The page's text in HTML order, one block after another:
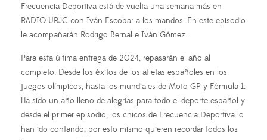
Frecuencia Deportiva está de vuelta una semana más en
RADIO URJC con Iván Escobar a los mandos. En este episodio
le acompañarán Rodrigo Bernal e Iván Gómez.
Para esta última entrega de 2024, repasarán el año al
completo. Desde los éxitos de los atletas españoles en los
juegos olímpicos, hasta los mundiales de Moto GP y Fórmula 1.
Ha sido un año lleno de alegrías para todo el deporte español y
desde el primer episodio, los chicos de Frecuencia Deportiva lo
han ido contando, por esto mismo quieren recordar todos los